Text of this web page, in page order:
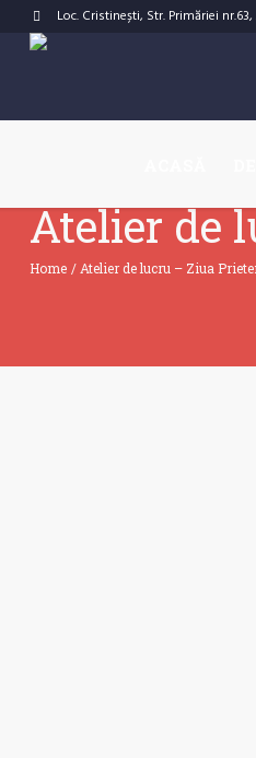
Loc. Cristinești, Str. Primăriei
Atelier de
Home / Atelier de lucru – Ziua